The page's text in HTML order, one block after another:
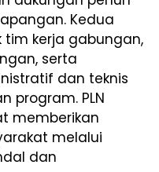
Kedua
kerja gabungan,
serta
dan teknis
program. PLN
memberikan
melalui
dan